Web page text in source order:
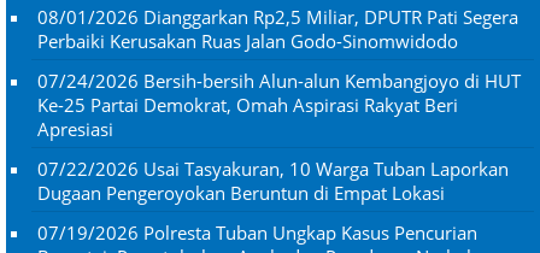
08/01/2026 Dianggarkan Rp2,5 Miliar, DPUTR Pati Segera
Perbaiki Kerusakan Ruas Jalan Godo-Sinomwidodo
07/24/2026 Bersih-bersih Alun-alun Kembangjoyo di HUT
Ke-25 Partai Demokrat, Omah Aspirasi Rakyat Beri
Apresiasi
07/22/2026 Usai Tasyakuran, 10 Warga Tuban Laporkan
Dugaan Pengeroyokan Beruntun di Empat Lokasi
07/19/2026 Polresta Tuban Ungkap Kasus Pencurian